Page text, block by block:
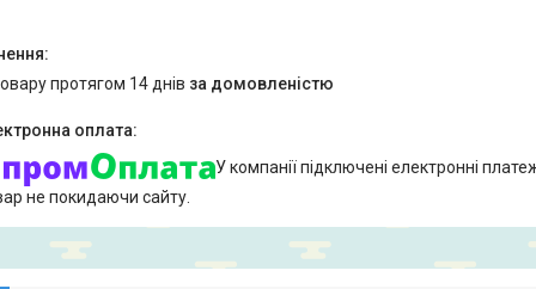
протягом 14 днів за домовленістю
У компанії підключені електронні
не покидаючи сайту.